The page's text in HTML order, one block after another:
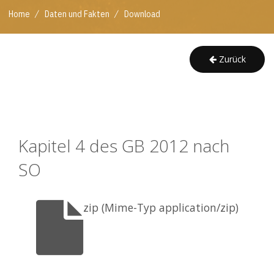
Home / Daten und Fakten / Download
Zurück
Kapitel 4 des GB 2012 nach
SO
zip (Mime-Typ application/zip)